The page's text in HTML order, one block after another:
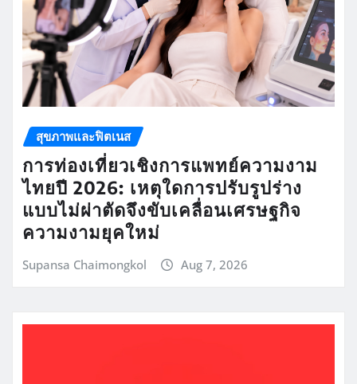
สุขภาพและฟิตเนส
การท่องเที่ยวเชิงการแพทย์ความงาม
ไทยปี 2026: เหตุใดการปรับรูปร่าง
แบบไม่ผ่าตัดจึงขับเคลื่อนเศรษฐกิจ
ความงามยุคใหม่
Supansa Chaimongkol Aug 7, 2026